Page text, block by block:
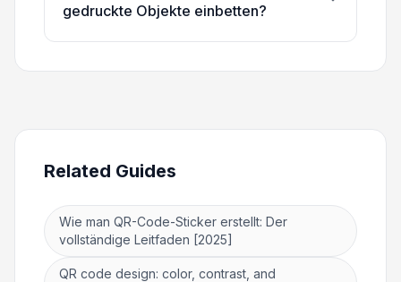
gedruckte Objekte einbetten?
Related Guides
Wie man QR-Code-Sticker erstellt: Der
vollständige Leitfaden [2025]
QR code design: color, contrast, and